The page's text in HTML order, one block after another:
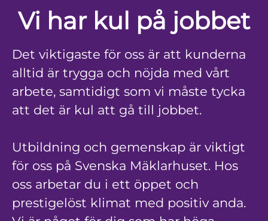
Vi har kul på jobbet
Det viktigaste för oss är att kunderna
alltid är trygga och nöjda med vårt
arbete, samtidigt som vi måste tycka
att det är kul att gå till jobbet.
Utbildning och gemenskap är viktigt
för oss på Svenska Mäklarhuset. Hos
oss arbetar du i ett öppet och
prestigelöst klimat med positiv anda.